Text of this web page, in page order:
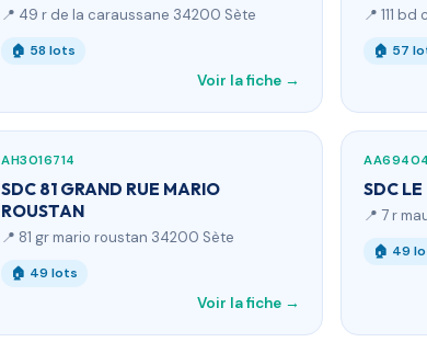
📍 49 r de la caraussane 34200 Sète
🏠 58 lots
Voir la fiche →
📍 111
🏠 57
AH3016714
SDC 81 GRAND RUE MARIO
ROUSTAN
📍 81 gr mario roustan 34200 Sète
🏠 49 lots
Voir la fiche →
SDC
📍 7 r
🏠 49